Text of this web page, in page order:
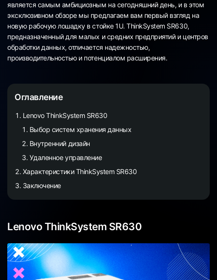
является самым амбициозным на сегодняшний день, и в этом
эксклюзивном обзоре мы предлагаем вам первый взгляд на
новую рабочую лошадку в стойке 1U. ThinkSystem SR630,
предназначенный для малых и средних предприятий и центров
обработки данных, отличается надежностью,
производительностью и потенциалом расширения.
Оглавление
Lenovo ThinkSystem SR630
Выбор систем хранения данных
Внутренний дизайн
Удаленное управление
Характеристики ThinkSystem SR630
Заключение
Lenovo ThinkSystem SR630